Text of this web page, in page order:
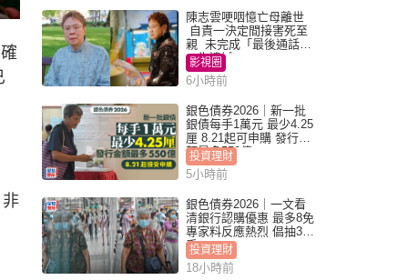
陳志雲哽咽憶亡母離世
自責一決定間接害死至
親 未完成「最後通話」
一生遺憾
影視圈
6小時前
銀色債券2026｜新一批
銀債每手1萬元 最少4.25
厘 8.21起可申購 發行金
額最多550億
投資理財
5小時前
銀色債券2026｜一文看
清銀行認購優惠 最多8免
專家料反應熱烈 倡抽30
手
投資理財
18小時前